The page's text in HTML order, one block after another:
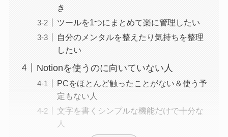
き
ツールを1つにまとめて楽に管理したい
自分のメンタルを整えたり気持ちを整理
したい
Notionを使うのに向いていない人
PCをほとんど触ったことがない＆使う予
定もない人
文字を書くシンプルな機能だけで十分な
人